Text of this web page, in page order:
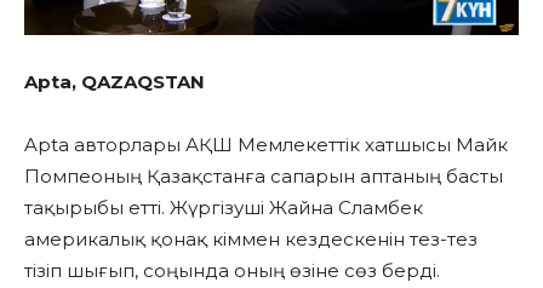
Apta, QAZAQSTAN
Apta авторлары АҚШ Мемлекеттік хатшысы Майк
Помпеоның Қазақстанға сапарын аптаның басты
тақырыбы етті. Жүргізуші Жайна Сламбек
америкалық қонақ кіммен кездескенін тез-тез
тізіп шығып, соңында оның өзіне сөз берді.